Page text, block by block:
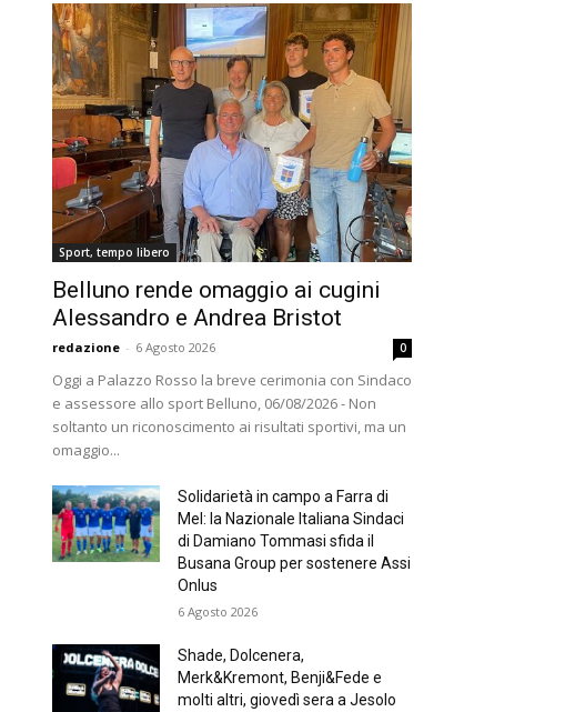
Sport, tempo libero
Belluno rende omaggio ai cugini
Alessandro e Andrea Bristot
redazione - 6 Agosto 2026 0
Oggi a Palazzo Rosso la breve cerimonia con Sindaco
e assessore allo sport Belluno, 06/08/2026 - Non
soltanto un riconoscimento ai risultati sportivi, ma un
omaggio...
Solidarietà in campo a Farra di
Mel: la Nazionale Italiana Sindaci
di Damiano Tommasi sfida il
Busana Group per sostenere Assi
Onlus
6 Agosto 2026
Shade, Dolcenera,
Merk&Kremont, Benji&Fede e
molti altri, giovedì sera a Jesolo